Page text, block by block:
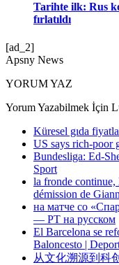
Tarihte ilk: Rus
fırlatıldı
[ad_2]
Apsny News
YORUM YAZ
Yorum Yazabilmek İçin
Küresel gıda
US says rich-poor
Bundesliga: Ed-
Sport
la fronde continue,
démission de
на матче со
— РТ на русском
El Barcelona se
Baloncesto |
从文化溯源到科